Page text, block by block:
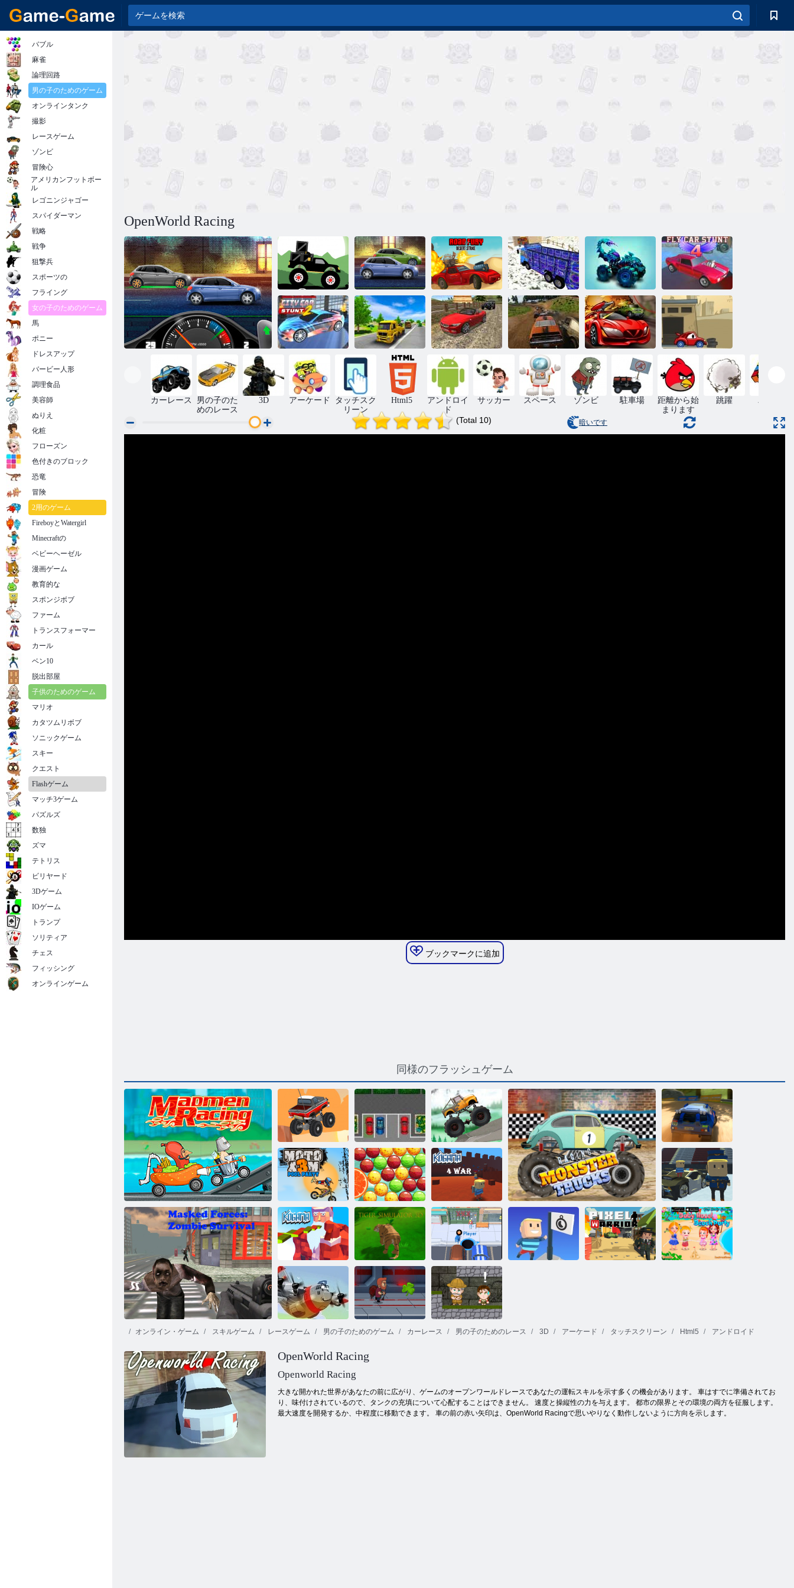
OpenWorld Racing
モンスタート
ラック森林宅
配
マイティモー
ターズ
ロード・オ
ブ・フューリ
ー・デザー
ト・ストライ
ク
貨物トラック
18
マッドトラッ
クチャレンジ
フライカース
タント4
シティカース
タント2
輸送運転シミ
ュレータ
リアルスタン
トドリフトカ
ードライビン
ダービー破壊
シミュレータ
ー
スパイカー 車は車2
カーレース
男の子のた
めのレース
3D アーケード
タッチスク
リーン
Html5
アンドロイ
ド
サッカー スペース ゾンビ 駐車場
距離から始
まります
跳躍 パズル
(Total 10) 暗いです
ブックマークに追加
同様のフラッシュゲーム
狂人レーシング
エンドレスト
ラック
駐車場パッシ
ョン
トラックトラ
イアル
ラリーポイン
ト6
モトX3Mプー
ルパーティー
バブルポップ
ストーリー
仮面ライダー：ゾンビサバイバル
コガマ：4戦争
コガマスキー
ジャンプ！
小金：Xmas
Parkour
タイガーシミ
ュレーター3D
穴。 io
パイロットヒ
ーローズ
オンライン・ゲーム スキルゲーム レースゲーム 男の子のためのゲーム カーレース 男の子のためのレース 3D アーケード タッチスクリーン Html5 アンドロイド
OpenWorld Racing
Openworld Racing
大きな開かれた世界があなたの前に広がり、ゲームのオープンワールドレースであなたの運転スキルを示す多くの機会があります。 車はすでに準備されてお
り、味付けされているので、タンクの充填について心配することはできません。 速度と操縦性の力を与えます。 都市の限界とその環境の両方を征服します。
最大速度を開発するか、中程度に移動できます。 車の前の赤い矢印は、OpenWorld Racingで思いやりなく動作しないように方向を示します。
バブル
麻雀
論理回路
男の子のためのゲーム
オンラインタンク
撮影
レースゲーム
ゾンビ
冒険心
アメリカンフットボー
ル
レゴニンジャゴー
スパイダーマン
戦略
戦争
狙撃兵
スポーツの
フライング
女の子のためのゲーム
馬
ポニー
ドレスアップ
バービー人形
調理食品
美容師
ぬりえ
化粧
フローズン
色付きのブロック
恐竜
冒険
2用のゲーム
FireboyとWatergirl
Minecraftの
ベビーヘーゼル
漫画ゲーム
教育的な
スポンジボブ
ファーム
トランスフォーマー
カール
ベン10
脱出部屋
子供のためのゲーム
マリオ
カタツムリボブ
ソニックゲーム
スキー
クエスト
Flashゲーム
マッチ3ゲーム
パズルズ
数独
ズマ
テトリス
ビリヤード
3Dゲーム
IOゲーム
トランプ
ソリティア
チェス
フィッシング
オンラインゲーム